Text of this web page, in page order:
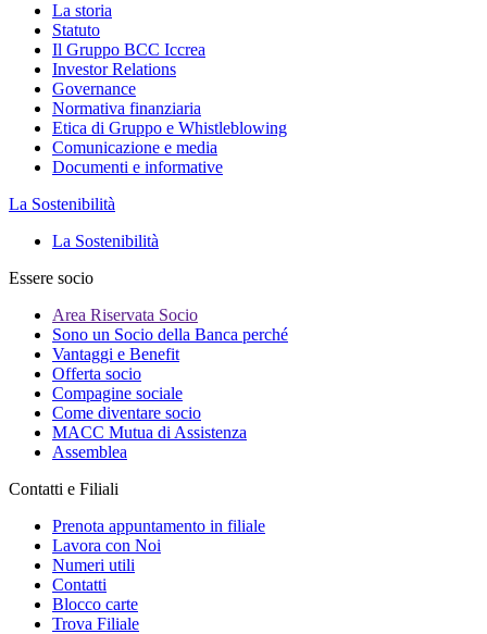
La storia
Statuto
Il Gruppo BCC Iccrea
Investor Relations
Governance
Normativa finanziaria
Etica di Gruppo e Whistleblowing
Comunicazione e media
Documenti e informative
La Sostenibilità
La Sostenibilità
Essere socio
Area Riservata Socio
Sono un Socio della Banca perché
Vantaggi e Benefit
Offerta socio
Compagine sociale
Come diventare socio
MACC Mutua di Assistenza
Assemblea
Contatti e Filiali
Prenota appuntamento in filiale
Lavora con Noi
Numeri utili
Contatti
Blocco carte
Trova Filiale